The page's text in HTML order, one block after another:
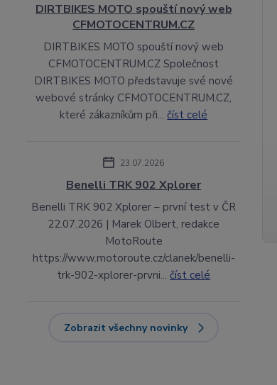
DIRTBIKES MOTO spouští nový web
CFMOTOCENTRUM.CZ
DIRTBIKES MOTO spouští nový web
CFMOTOCENTRUM.CZ Společnost
DIRTBIKES MOTO představuje své nové
webové stránky CFMOTOCENTRUM.CZ,
které zákazníkům při...číst celé
23.07.2026
Benelli TRK 902 Xplorer
Benelli TRK 902 Xplorer – první test v ČR
22.07.2026 | Marek Olbert, redakce
MotoRoute
https://www.motoroute.cz/clanek/benelli-
trk-902-xplorer-prvni...číst celé
Zobrazit všechny novinky